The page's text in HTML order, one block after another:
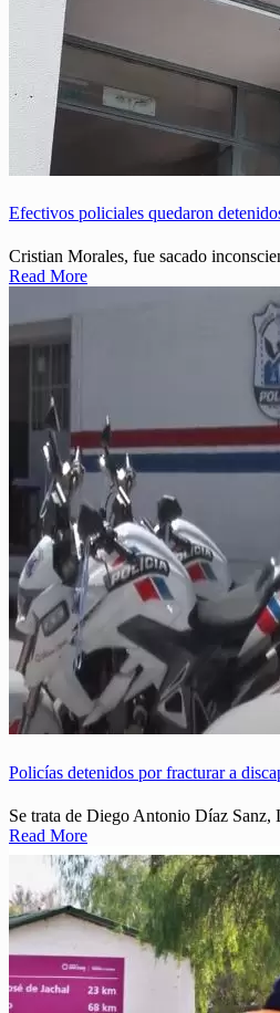
Efectivos policiales quedaron
Cristian Morales, fue sacado
Read More
Policías detenidos por fracturar a
Se trata de Diego Antonio Díaz
Read More